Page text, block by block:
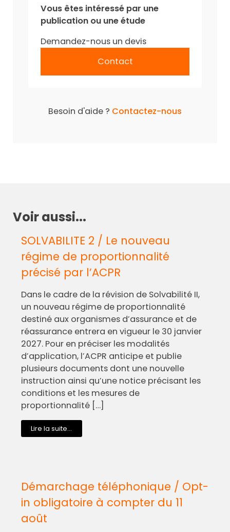
Vous êtes intéressé par une
publication ou une étude
Demandez-nous un devis
Contact
Besoin d'aide ? Contactez-nous
Voir aussi...
SOLVABILITE 2 / Le nouveau
régime de proportionnalité
précisé par l’ACPR
Dans le cadre de la révision de Solvabilité II,
un nouveau régime de proportionnalité
destiné aux organismes d’assurance et de
réassurance entrera en vigueur le 30 janvier
2027. Pour en préciser les modalités
d’application, l’ACPR anticipe et publie
plusieurs documents dont une nouvelle
instruction ainsi qu’une notice précisant les
conditions et les mesures de
proportionnalité […]
Lire la suite...
Démarchage téléphonique / Opt-
in obligatoire à compter du 11
août